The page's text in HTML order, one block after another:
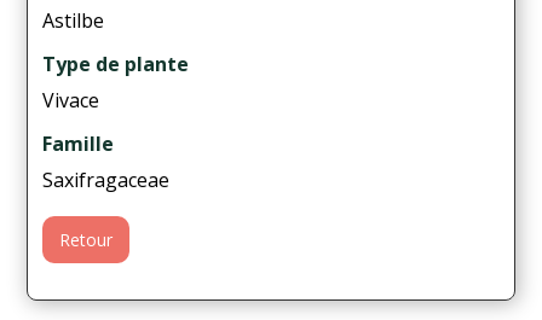
Astilbe
Type de plante
Vivace
Famille
Saxifragaceae
Retour